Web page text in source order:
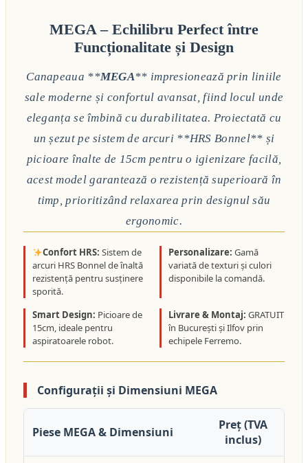
MEGA – Echilibru Perfect între
Funcționalitate și Design
Canapeaua **MEGA** impresionează prin liniile
sale moderne și confortul avansat, fiind locul unde
eleganța se îmbină cu durabilitatea. Proiectată cu
un șezut pe sistem de arcuri **HRS Bonnel** și
picioare înalte de 15cm pentru o igienizare facilă,
acest model garantează o rezistență superioară în
timp, prioritizând relaxarea prin designul său
ergonomic.
Confort HRS: Sistem de
arcuri HRS Bonnel de înaltă
rezistență pentru susținere
sporită.
Personalizare: Gamă
variată de texturi și culori
disponibile la comandă.
Smart Design: Picioare de
15cm, ideale pentru
aspiratoarele robot.
Livrare & Montaj: GRATUIT
în București și Ilfov prin
echipele Ferremo.
Configurații și Dimensiuni MEGA
Piese MEGA & Dimensiuni
Preț (TVA
inclus)